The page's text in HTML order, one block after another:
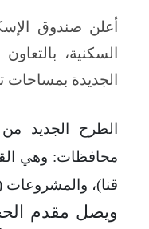
أعلن صندوق
السكنية،
الجديدة بمساحات تتراوح بين 100م2 و150 م2 كاملة
محافظات: وهي
قنا)،